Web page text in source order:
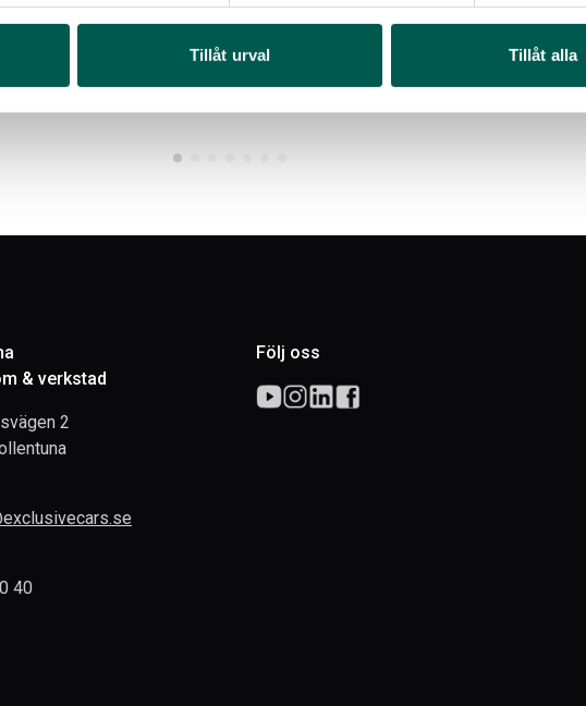
Tillåt urval Tillåt alla
RAMBOX KIT
1 960kr
Lägg i varukorg Lägg i varukorg
& verkstad
2
40
Följ oss